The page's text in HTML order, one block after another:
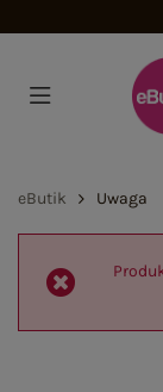
eButik Uwaga